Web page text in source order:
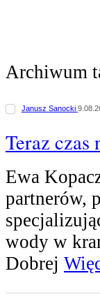
Archiwum
Janusz Sanocki
Teraz
Ewa
partnerów,
wody w
Dobrej